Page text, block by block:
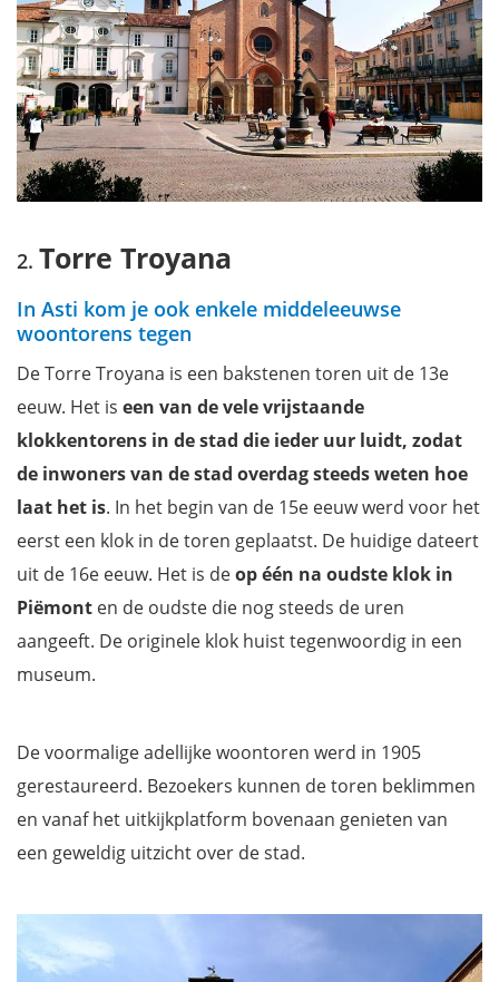
Torre Troyana
In Asti kom je ook enkele middeleeuwse
woontorens tegen
De Torre Troyana is een bakstenen toren uit de 13e
eeuw. Het is een van de vele vrijstaande
klokkentorens in de stad die ieder uur luidt, zodat
de inwoners van de stad overdag steeds weten hoe
laat het is. In het begin van de 15e eeuw werd voor het
eerst een klok in de toren geplaatst. De huidige dateert
uit de 16e eeuw. Het is deop één na oudste klok in
Piëmont en de oudste die nog steeds de uren
aangeeft. De originele klok huist tegenwoordig in een
museum.
De voormalige adellijke woontoren werd in 1905
gerestaureerd. Bezoekers kunnen de toren beklimmen
en vanaf het uitkijkplatform bovenaan genieten van
een geweldig uitzicht over de stad.